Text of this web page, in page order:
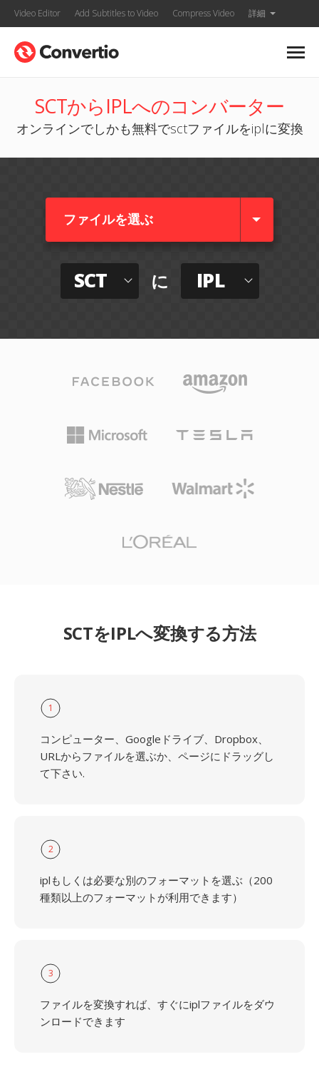
Video Editor Add Subtitles to Video Compress Video 詳細
SCTからIPLへのコンバーター
オンラインでしかも無料でsctファイルをiplに変換
ファイルを選ぶ
SCT に IPL
SCTをIPLへ変換する方法
1
コンピューター、Googleドライブ、Dropbox、
URLからファイルを選ぶか、ページにドラッグし
て下さい.
2
iplもしくは必要な別のフォーマットを選ぶ（200
種類以上のフォーマットが利用できます）
3
ファイルを変換すれば、すぐにiplファイルをダウ
ンロードできます